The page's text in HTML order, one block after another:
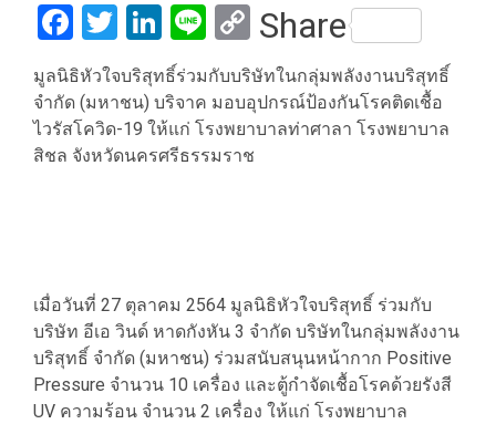
Facebook
Twitter
LinkedIn
LineCopy
Link
Share
มูลนิธิหัวใจบริสุทธิ์ร่วมกับบริษัทในกลุ่มพลังงานบริสุทธิ์
จำกัด (มหาชน) บริจาค มอบอุปกรณ์ป้องกันโรคติดเชื้อ
ไวรัสโควิด-19 ให้แก่ โรงพยาบาลท่าศาลา โรงพยาบาล
สิชล จังหวัดนครศรีธรรมราช
เมื่อวันที่ 27 ตุลาคม 2564 มูลนิธิหัวใจบริสุทธิ์ ร่วมกับ
บริษัท อีเอ วินด์ หาดกังหัน 3 จำกัด บริษัทในกลุ่มพลังงาน
บริสุทธิ์ จำกัด (มหาชน) ร่วมสนับสนุนหน้ากาก Positive
Pressure จำนวน 10 เครื่อง และตู้กำจัดเชื้อโรคด้วยรังสี
UV ความร้อน จำนวน 2 เครื่อง ให้แก่ โรงพยาบาล